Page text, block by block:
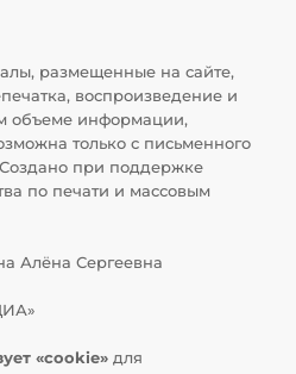
размещенные на сайте,
воспроизведение и
объеме информации,
только с письменного
при поддержке
по печати и массовым
Алёна Сергеевна
«cookie» для